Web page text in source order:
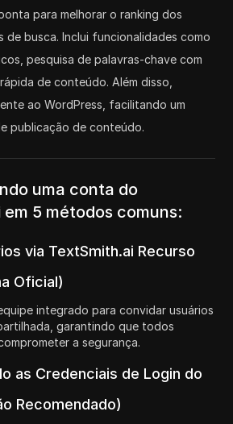
para melhorar o ranking dos
de busca. Inclui funcionalidades como
pesquisa de palavras-chave com
de conteúdo. Além disso,
ao WordPress, facilitando um
publicação de conteúdo.
uma conta do
5 métodos comuns:
via TextSmith.ai Recurso
Oficial)
integrado para convidar usuários
garantindo que todos
a segurança.
as Credenciais de Login do
Recomendado)